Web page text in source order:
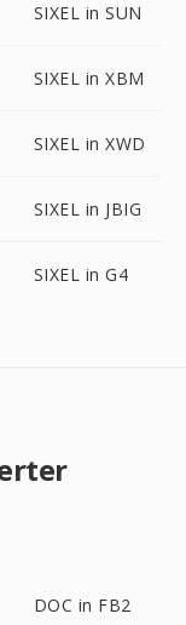
SIXEL in SUN
SIXEL in XBM
SIXEL in XWD
SIXEL in JBIG
SIXEL in G4
DOC in FB2